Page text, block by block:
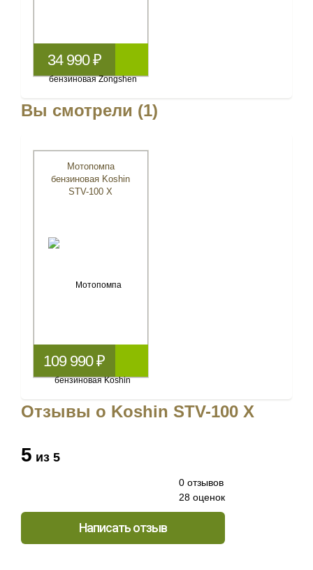
34 990 ₽
Вы смотрели (1)
Мотопомпа
бензиновая Koshin
STV-100 X
109 990 ₽
Отзывы о Koshin STV-100 X
5 из 5
0 отзывов
28 оценок
Написать отзыв